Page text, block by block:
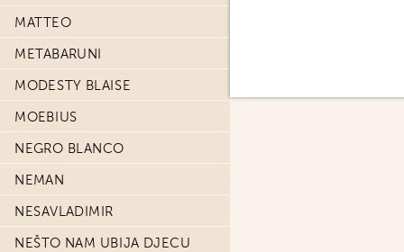
MATTEO
METABARUNI
MODESTY BLAISE
MOEBIUS
NEGRO BLANCO
NEMAN
NESAVLADIMIR
NEŠTO NAM UBIJA DJECU